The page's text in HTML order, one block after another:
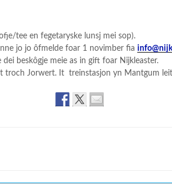
tee en fegetaryske lunsj mei sop).
jo jo ôfmelde foar 1 novimber fia
beskôgje meie as in gift foar Nijkleaster.
troch Jorwert. It treinstasjon yn Mantgum